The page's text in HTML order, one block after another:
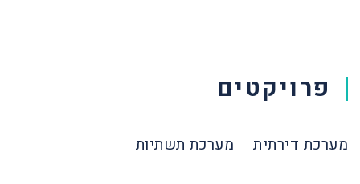
פרויקטים
מערכת דירתית מערכת תשתיות